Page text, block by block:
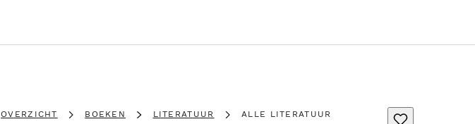
OVERZICHT BOEKEN LITERATUUR ALLE LITERATUUR